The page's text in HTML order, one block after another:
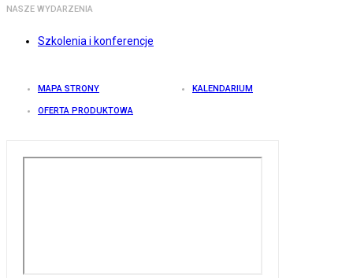
NASZE WYDARZENIA
Szkolenia i konferencje
MAPA STRONY KALENDARIUM
OFERTA PRODUKTOWA